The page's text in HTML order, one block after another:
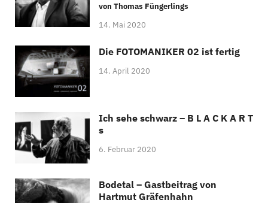
von Thomas Füngerlings
14. Mai 2020
Die FOTOMANIKER 02 ist fertig
14. April 2020
Ich sehe schwarz – B L A C K A R T
s
6. Februar 2020
Bodetal – Gastbeitrag von
Hartmut Gräfenhahn